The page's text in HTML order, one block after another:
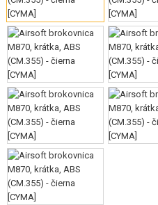
GRANÁTOMETY, GRANÁTY
GULIČKY, PLYN
AKUMULÁTORY, NABÍJAČKY
ZÁSOBNÍKY, PLNIČKY
OKULIARE, MASKY
VÝSTROJ, UNIFORMY, PÚZDRA